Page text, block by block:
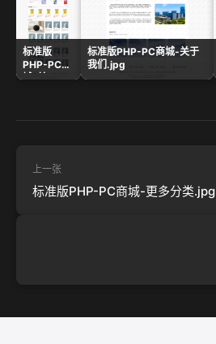
标准版
PHP-PC商
城-首
标准版PHP-PC商城-关于
我们.jpg
上一张
标准版PHP-PC商城-更多分类.jpg